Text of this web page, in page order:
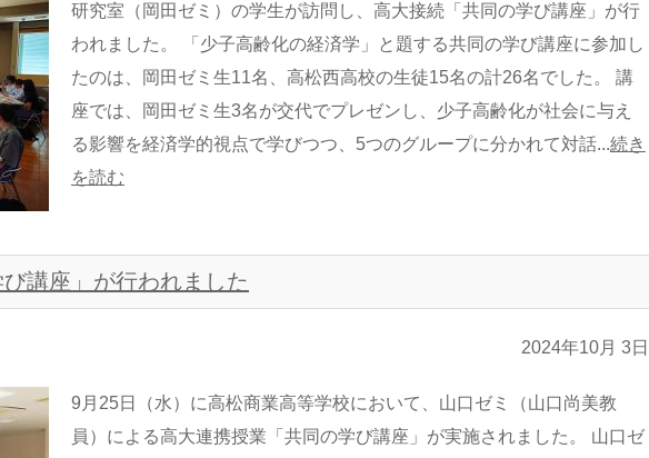
研究室（岡田ゼミ）の学生が訪問し、高大接続「共同の学び講座」が行
われました。 「少子高齢化の経済学」と題する共同の学び講座に参加し
たのは、岡田ゼミ生11名、高松西高校の生徒15名の計26名でした。 講
座では、岡田ゼミ生3名が交代でプレゼンし、少子高齢化が社会に与え
る影響を経済学的視点で学びつつ、5つのグループに分かれて対話...続き
を読む
講座」が行われました
2024年10月 3日
9月25日（水）に高松商業高等学校において、山口ゼミ（山口尚美教
員）による高大連携授業「共同の学び講座」が実施されました。 山口ゼ